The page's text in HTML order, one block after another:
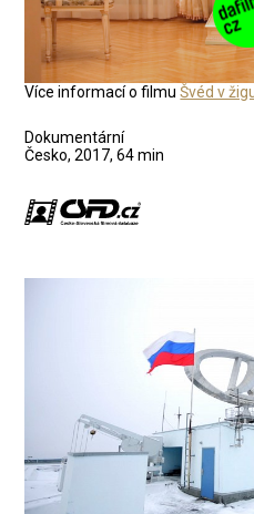
Více informací o filmuŠvéd v
Dokumentární
Česko, 2017, 64 min